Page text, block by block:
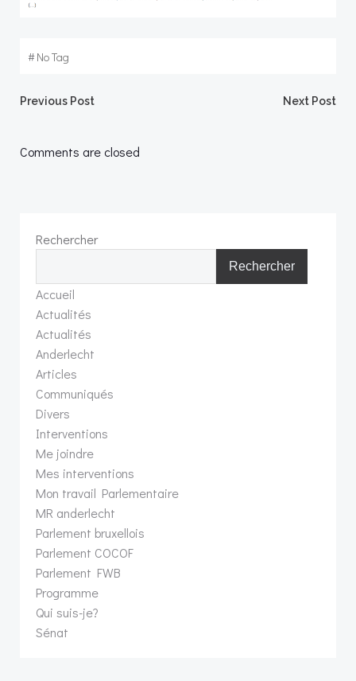
#No Tag
Post
navigation
Previous Post Next Post
Comments are closed
Rechercher
Rechercher
Accueil
Actualités
Actualités
Anderlecht
Articles
Communiqués
Divers
Interventions
Me joindre
Mes interventions
Mon travail Parlementaire
MR anderlecht
Parlement bruxellois
Parlement COCOF
Parlement FWB
Programme
Qui suis-je?
Sénat